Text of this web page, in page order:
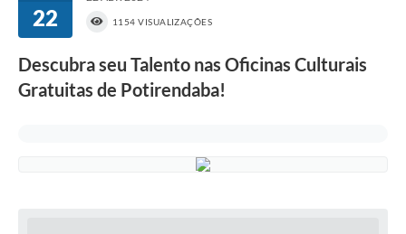
22 1154 VISUALIZAÇÕES
Descubra seu Talento nas Oficinas Culturais
Gratuitas de Potirendaba!